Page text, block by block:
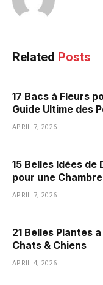
Related Posts
17 Bacs à Fleurs
Guide Ultime des
APRIL 7, 2026
15 Belles Idées
pour une
APRIL 7, 2026
21 Belles Plantes
Chats & Chiens
APRIL 4, 2026